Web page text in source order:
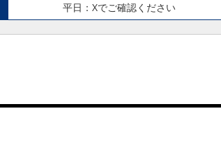
平日：Xでご確認ください